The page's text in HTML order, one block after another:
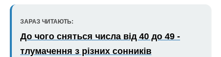
ЗАРАЗ ЧИТАЮТЬ:
До чого сняться числа від 40 до 49 -
тлумачення з різних сонників